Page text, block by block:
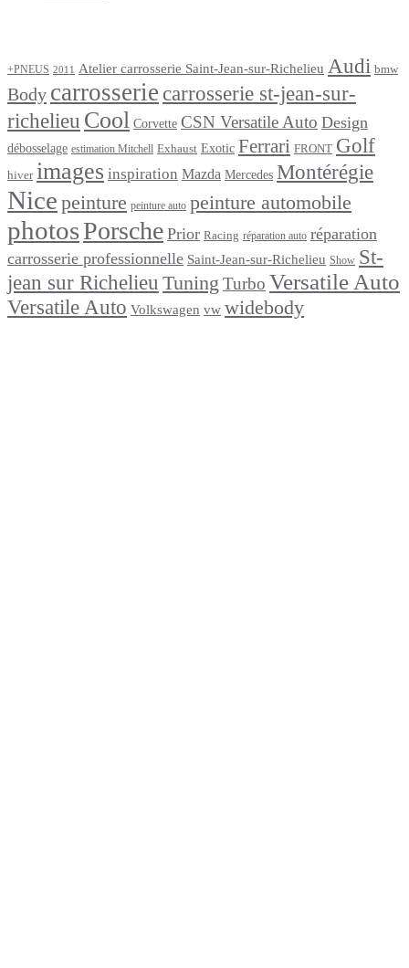
+PNEUS 2011 Atelier carrosserie Saint-Jean-sur-Richelieu Audi bmw
Body carrosserie carrosserie st-jean-sur-
richelieu Cool Corvette CSN Versatile Auto Design
débosselage estimation Mitchell Exhaust Exotic Ferrari FRONT Golf
hiver images inspiration Mazda Mercedes Montérégie
Nice peinture peinture auto peinture automobile
photosPorsche Prior Racing réparation auto réparation
carrosserie professionnelle Saint-Jean-sur-Richelieu Show St-
jean sur Richelieu Tuning Turbo Versatile Auto
Versatile Auto Volkswagen vw widebody